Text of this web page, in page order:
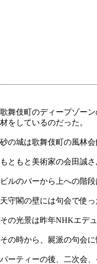
歌舞伎町のディープゾー
材をしているのだった。
砂の城は歌舞伎町の風林
もともと美術家の会田誠
ビルのバーから上への階
天守閣の壁には句会で使
その光景は昨年NHKエデ
その時から、屍派の句会
パーティーの後、二次会